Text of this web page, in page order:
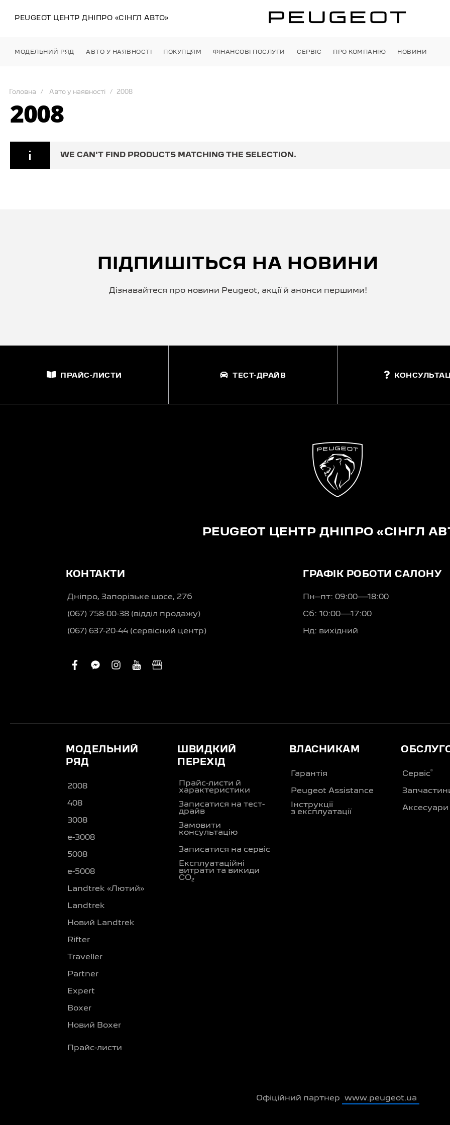
PEUGEOT ЦЕНТР ДНІПРО «СІНГЛ АВТО»
МОДЕЛЬНИЙ РЯД АВТО У НАЯВНОСТІ ПОКУПЦЯМ ФІНАНСОВІ ПОСЛУГИ СЕРВІС ПРО КОМПАНІЮ НОВИНИ
Головна Авто у наявності 2008
2008
WE CAN'T FIND PRODUCTS MATCHING THE SELECTION.
ПІДПИШІТЬСЯ НА НОВИНИ
Дізнавайтеся про новини Peugeot, акції й анонси першими!
ПРАЙС-ЛИСТИ ТЕСТ-ДРАЙВ
PEUGEOT ЦЕНТР ДНІПРО «СІНГЛ
КОНТАКТИ
Дніпро, Запорізьке шосе, 27б
(067) 758-00-38 (вiддiл продажу)
(067) 637-20-44 (сервісний центр)
facebook
facebook-
instagram
youtube
business
ГРАФІК РОБОТИ САЛОНУ
Пн–пт: 09:00—18:00
Сб: 10:00—17:00
Нд: вихідний
МОДЕЛЬНИЙ
РЯД
2008
408
3008
e-3008
5008
e-5008
Landtrek «Лютий»
Landtrek
Новий Landtrek
Rifter
Traveller
Partner
Expert
Boxer
Новий Boxer
Прайс-листи
ШВИДКИЙ
ПЕРЕХІД
Прайс-листи й
характеристики
Записатися на тест-
драйв
Замовити
консультацію
Записатися на сервіс
Експлуатаційні
витрати та викиди
CO₂
ВЛАСНИКАМ
Гарантія
Peugeot Assistance
Інструкції
з експлуатації
Сервіс®
Аксесуари
Офіційний партнер www.peugeot.ua